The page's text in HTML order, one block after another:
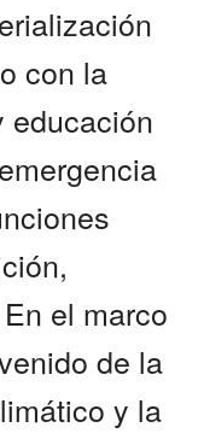
con la
educación
el marco
de la
y la